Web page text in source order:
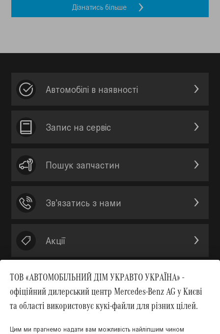
Дізнатись більше
ТОВ «АВТОМОБІЛЬНИЙ ДІМ УКРАВТО УКРАЇНА» -
офіційний дилерський центр Mercedes-Benz AG у Києві
та області використовує кукі-файли для різних цілей.
Цим ми прагнемо надати вам можливість найліпшим чином
Автомобілі в наявності
Запис на сервic
Пошук запчастин
Зв’язатись з нами
Акції
Вгору